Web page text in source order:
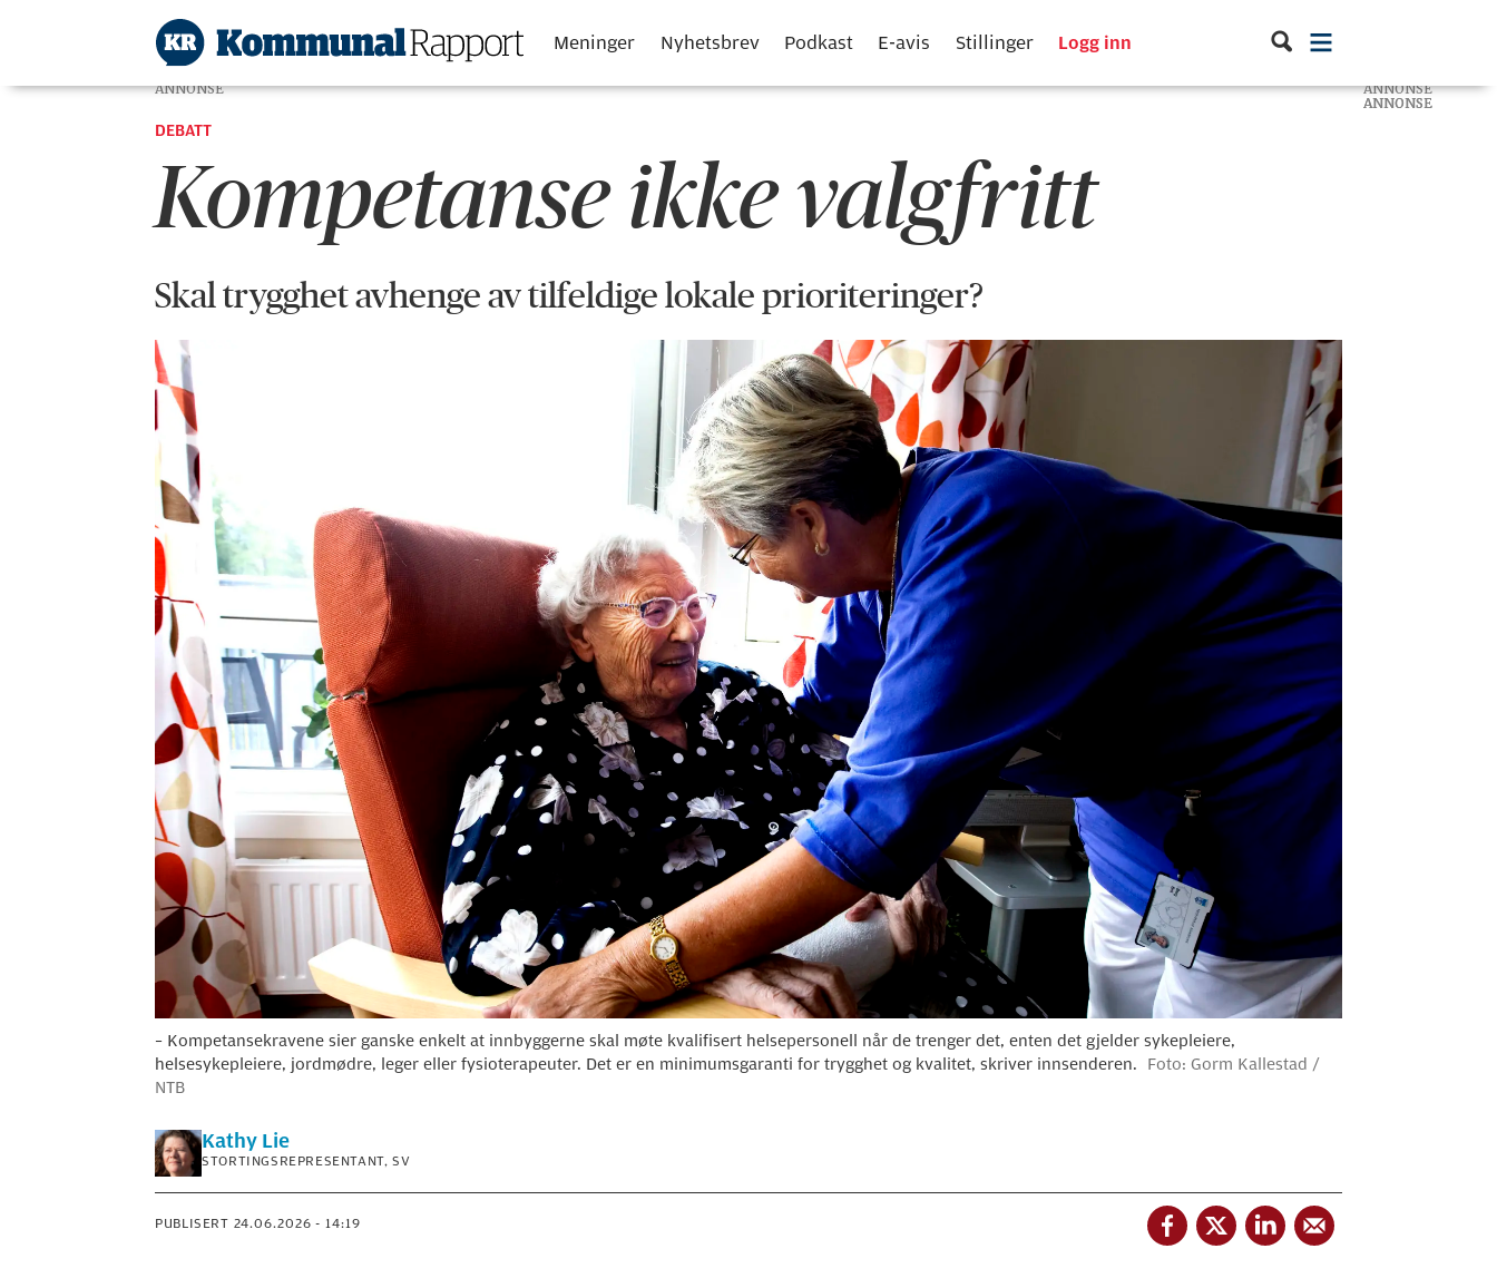
Meninger Nyhetsbrev Podkast E-avis Stillinger Logg inn
ANNONSE
DEBATT
Kompetanse ikke valgfritt
Skal trygghet avhenge av tilfeldige lokale prioriteringer?
– Kompetansekravene sier ganske enkelt at innbyggerne skal møte kvalifisert helsepersonell når de trenger det, enten det gjelder sykepleiere,
helsesykepleiere, jordmødre, leger eller fysioterapeuter. Det er en minimumsgaranti for trygghet og kvalitet, skriver innsenderen.
Foto: Gorm Kallestad /
NTB
Kathy Lie
STORTINGSREPRESENTANT, SV
PUBLISERT 24.06.2026 - 14:19
ANNONSE
ANNONSE
ANNONSE